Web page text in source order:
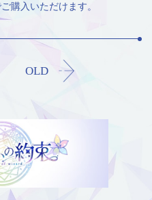
購入いただけます。
OLD